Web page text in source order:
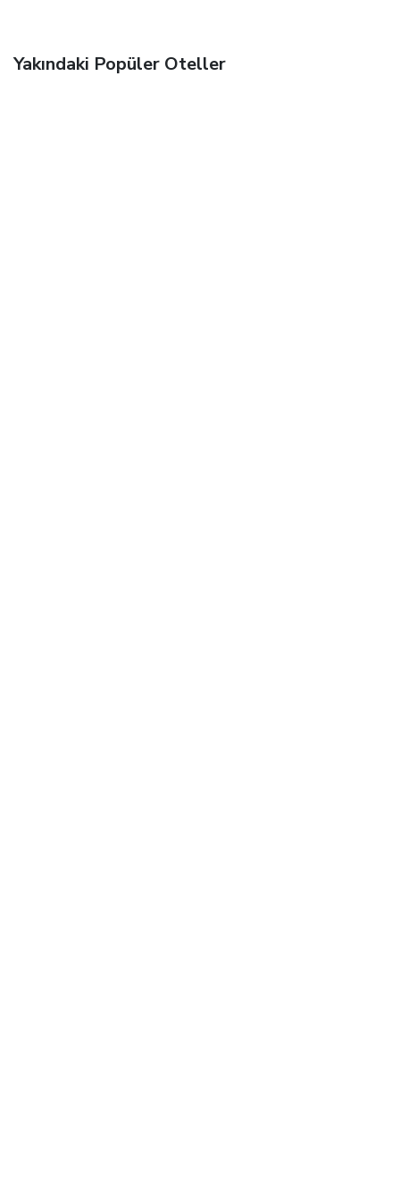
Yakındaki Popüler Oteller